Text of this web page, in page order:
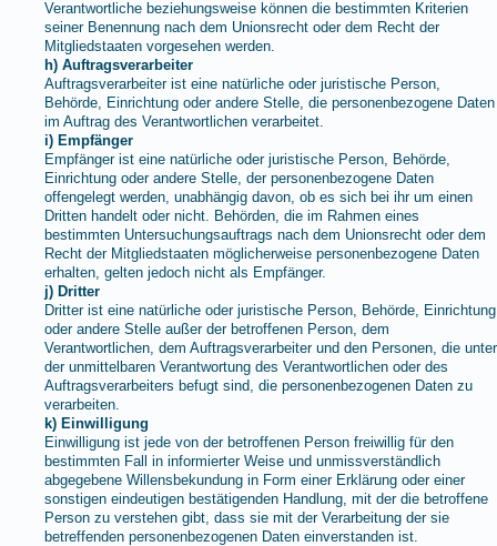
Verantwortliche beziehungsweise können die bestimmten Kriterien
seiner Benennung nach dem Unionsrecht oder dem Recht der
Mitgliedstaaten vorgesehen werden.
h) Auftragsverarbeiter
Auftragsverarbeiter ist eine natürliche oder juristische Person,
Behörde, Einrichtung oder andere Stelle, die personenbezogene Daten
im Auftrag des Verantwortlichen verarbeitet.
i) Empfänger
Empfänger ist eine natürliche oder juristische Person, Behörde,
Einrichtung oder andere Stelle, der personenbezogene Daten
offengelegt werden, unabhängig davon, ob es sich bei ihr um einen
Dritten handelt oder nicht. Behörden, die im Rahmen eines
bestimmten Untersuchungsauftrags nach dem Unionsrecht oder dem
Recht der Mitgliedstaaten möglicherweise personenbezogene Daten
erhalten, gelten jedoch nicht als Empfänger.
j) Dritter
Dritter ist eine natürliche oder juristische Person, Behörde, Einrichtung
oder andere Stelle außer der betroffenen Person, dem
Verantwortlichen, dem Auftragsverarbeiter und den Personen, die unter
der unmittelbaren Verantwortung des Verantwortlichen oder des
Auftragsverarbeiters befugt sind, die personenbezogenen Daten zu
verarbeiten.
k) Einwilligung
Einwilligung ist jede von der betroffenen Person freiwillig für den
bestimmten Fall in informierter Weise und unmissverständlich
abgegebene Willensbekundung in Form einer Erklärung oder einer
sonstigen eindeutigen bestätigenden Handlung, mit der die betroffene
Person zu verstehen gibt, dass sie mit der Verarbeitung der sie
betreffenden personenbezogenen Daten einverstanden ist.